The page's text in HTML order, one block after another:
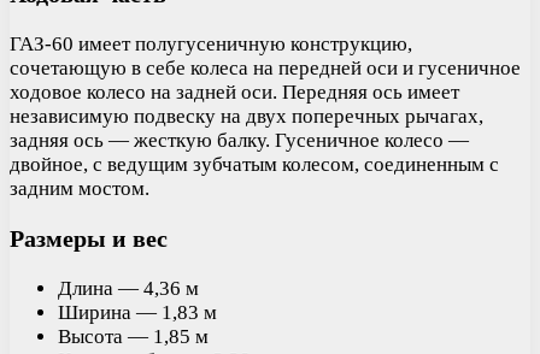
ГАЗ-60 имеет полугусеничную конструкцию,
сочетающую в себе колеса на передней оси и гусеничное
ходовое колесо на задней оси. Передняя ось имеет
независимую подвеску на двух поперечных рычагах,
задняя ось — жесткую балку. Гусеничное колесо —
двойное, с ведущим зубчатым колесом, соединенным с
задним мостом.
Размеры и вес
Длина — 4,36 м
Ширина — 1,83 м
Высота — 1,85 м